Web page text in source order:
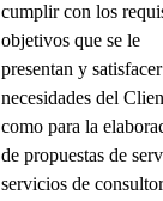
cumplir con los
objetivos que se le
presentan y
necesidades del
como para la
de propuestas de
servicios de